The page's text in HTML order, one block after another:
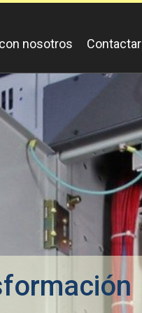
nosotros Contactar